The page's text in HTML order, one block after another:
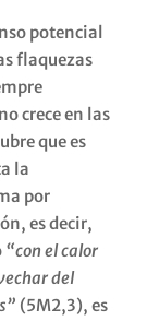
potencial
flaquezas
crece en las
que es
la
por
es decir,
“con el calor
del
(5M2,3), es